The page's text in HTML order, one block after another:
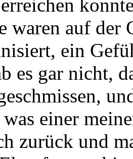
waren auf der
ein
es gar nicht,
einer
zurück und